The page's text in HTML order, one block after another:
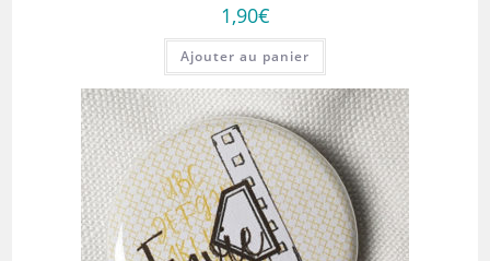
1,90€
Ajouter au panier